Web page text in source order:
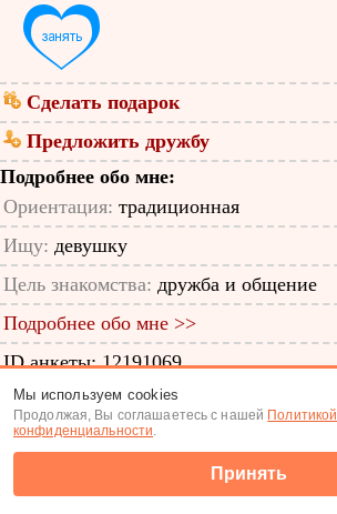
Сделать подарок
Предложить дружбу
Подробнее обо мне:
Ориентация: традиционная
Ищу: девушку
Цель знакомства: дружба и общение
Подробнее обо мне >>
ID анкеты: 12191069
Знакомства|Поиск анкет
(c) Tabor.ru 2026
Мы используем cookies
Продолжая, Вы соглашаетесь с нашей Политикой
конфиденциальности.
Принять